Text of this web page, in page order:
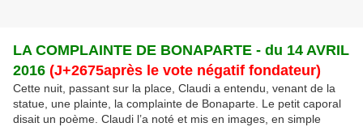
LA COMPLAINTE DE BONAPARTE - du 14 AVRIL
2016 (J+2675après le vote négatif fondateur)
Cette nuit, passant sur la place, Claudi a entendu, venant de la
statue, une plainte, la complainte de Bonaparte. Le petit caporal
disait un poème. Claudi l’a noté et mis en images, en simple